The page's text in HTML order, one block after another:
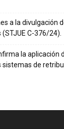
a la divulgación
C-376/24).
la aplicación
sistemas de